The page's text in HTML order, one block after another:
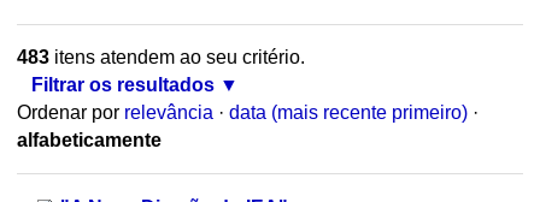
483itens atendem ao seu critério.
Filtrar os resultados
Ordenar por relevância · data (mais recente primeiro) ·
alfabeticamente